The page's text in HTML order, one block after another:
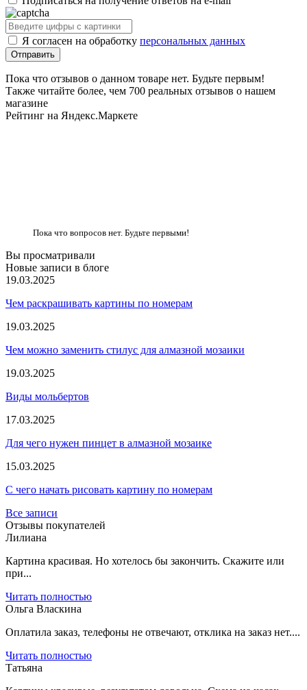
Я согласен на обработку персональных данных
Пока что отзывов о данном товаре нет. Будьте первым!
Также читайте более, чем 700 реальных отзывов о нашем
магазине
Рейтинг на Яндекс.Маркете
Пока что вопросов нет. Будьте первыми!
Вы просматривали
Новые записи в блоге
19.03.2025
Чем раскрашивать картины по номерам
19.03.2025
Чем можно заменить стилус для алмазной мозаики
19.03.2025
Виды мольбертов
17.03.2025
Для чего нужен пинцет в алмазной мозаике
15.03.2025
С чего начать рисовать картину по номерам
Все записи
Отзывы покупателей
Лилиана
Картина красивая. Но хотелось бы закончить. Скажите или
при...
Читать полностью
Ольга Власкина
Оплатила заказ, телефоны не отвечают, отклика на заказ нет....
Читать полностью
Татьяна